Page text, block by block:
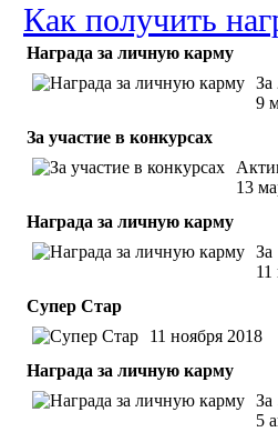
Как получить
Награда за личную карму
За
9
За участие в конкурсах
13
Награда за личную карму
За
11
Супер Стар
11 ноября 2018
Награда за личную карму
За
5